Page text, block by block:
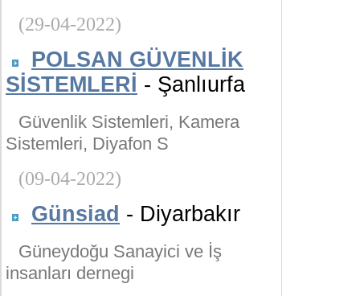
(29-04-2022)
POLSAN GÜVENLİK
SİSTEMLERİ - Şanlıurfa
Güvenlik Sistemleri, Kamera
Sistemleri, Diyafon S
(09-04-2022)
Günsiad - Diyarbakır
Güneydoğu Sanayici ve İş
insanları dernegi